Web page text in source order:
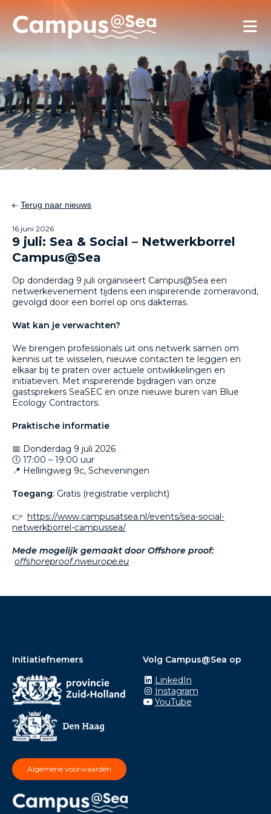
Skip and go to content
Directly to navigation
Terug naar nieuws
16 juni 2026
9 juli: Sea & Social – Netwerkborrel
Campus@Sea
Op donderdag 9 juli organiseert Campus@Sea een
netwerkevenement tijdens een inspirerende zomeravond,
gevolgd door een borrel op ons dakterras.
Wat kan je verwachten?
We brengen professionals uit ons netwerk samen om
kennis uit te wisselen, nieuwe contacten te leggen en
elkaar bij te praten over actuele ontwikkelingen en
initiatieven. Met inspirerende bijdragen van onze
gastsprekers SeaSEC en onze nieuwe buren van Blue
Ecology Contractors.
Praktische informatie
📅 Donderdag 9 juli 2026
🕔 17:00 – 19:00 uur
📍 Hellingweg 9c, Scheveningen
Toegang: Gratis (registratie verplicht)
👉 https://www.campusatsea.nl/events/sea-social-
netwerkborrel-campussea/
Mede mogelijk gemaakt door Offshore proof:
offshoreproof.nweurope.eu
Initiatiefnemers
Algemene voorwaarden
Volg Campus@Sea op
LinkedIn
Instagram
YouTube